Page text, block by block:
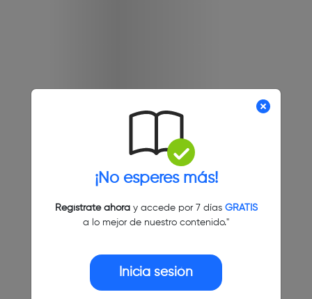
¡No esperes más!
Regístrate ahoray accede por 7 días GRATIS
a lo mejor de nuestro contenido."
Inicia sesión